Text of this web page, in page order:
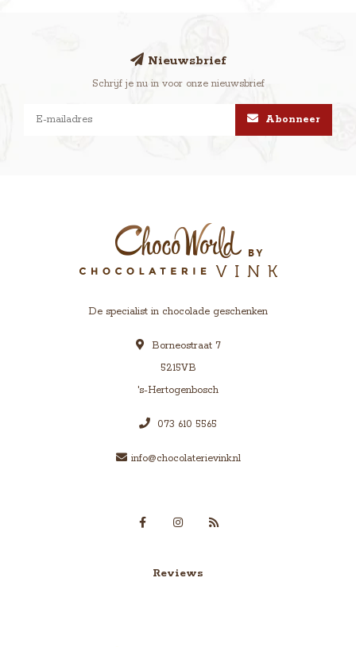
Nieuwsbrief
Schrijf je nu in voor onze nieuwsbrief
Abonneer
De specialist in chocolade geschenken
Borneostraat 7
5215VB
's-Hertogenbosch
073 610 5565
info@chocolaterievink.nl
Reviews